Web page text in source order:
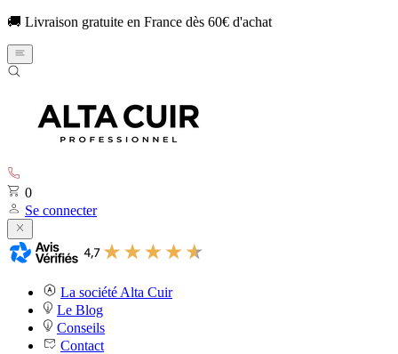
🚚 Livraison gratuite en France dès 60€ d'achat
0
Se connecter
La société Alta Cuir
Le Blog
Conseils
Contact